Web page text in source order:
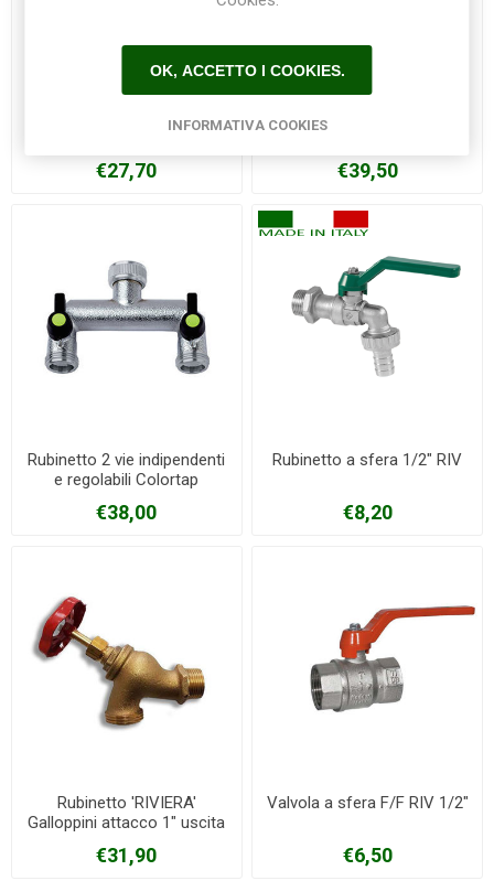
Distributore per rubinetto 2
€27,70
Rubinetto 2 vie Colortap
€39,50
Rubinetto 2 vie indipendenti
e regolabili Colortap
€38,00
Rubinetto a sfera 1/2" RIV
€8,20
Rubinetto 'RIVIERA'
Galloppini attacco 1" uscita
€31,90
Valvola a sfera F/F RIV 1/2"
€6,50
OK, ACCETTO I COOKIES.
INFORMATIVA COOKIES